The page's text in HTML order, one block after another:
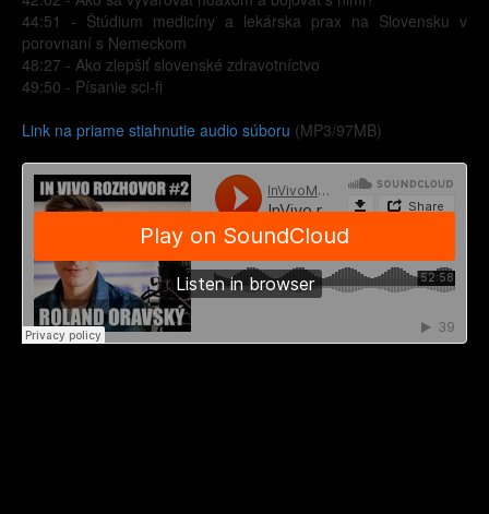
44:51 - Štúdium medicíny a lekárska prax na Slovensku v
porovnaní s Nemeckom
48:27 - Ako zlepšiť slovenské zdravotníctvo
49:50 - Písanie sci-fi
Link na priame stiahnutie audio súboru (MP3/97MB)